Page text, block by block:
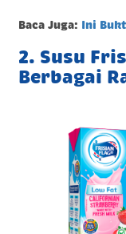
Baca Juga: Ini
2. Susu
Berbagai